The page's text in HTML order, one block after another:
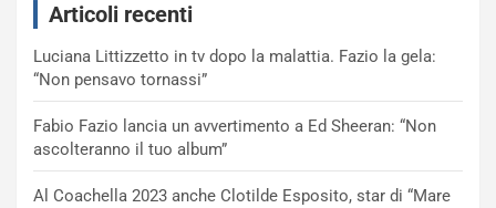
Articoli recenti
Luciana Littizzetto in tv dopo la malattia. Fazio la gela:
“Non pensavo tornassi”
Fabio Fazio lancia un avvertimento a Ed Sheeran: “Non
ascolteranno il tuo album”
Al Coachella 2023 anche Clotilde Esposito, star di “Mare